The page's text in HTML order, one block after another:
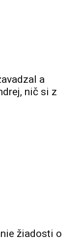
a
nič si z
žiadosti o